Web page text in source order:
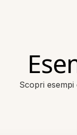
Scopri